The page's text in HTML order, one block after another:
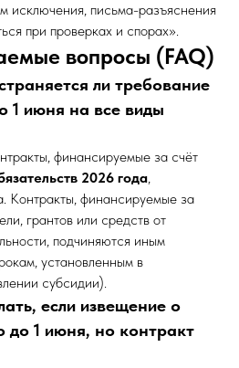
исключения, письма-разъяснения
при проверках и спорах».
вопросы (FAQ)
ли требование
1 июня на все виды
финансируемые за счёт
2026 года,
Контракты, финансируемые за
грантов или средств от
подчиняются иным
установленным в
субсидии).
если извещение о
до 1 июня, но контракт